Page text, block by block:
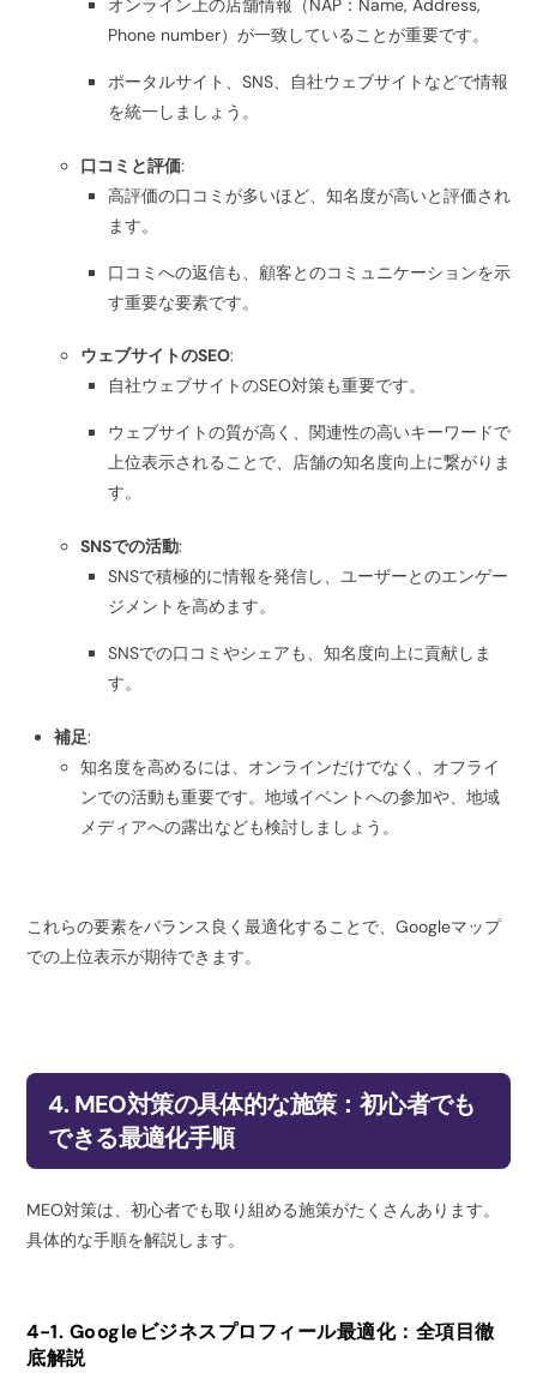
オンライン上の店舗情報（NAP：Name, Address,
Phone number）が一致していることが重要です。
ポータルサイト、SNS、自社ウェブサイトなどで情報
を統一しましょう。
口コミと評価:
高評価の口コミが多いほど、知名度が高いと評価され
ます。
口コミへの返信も、顧客とのコミュニケーションを示
す重要な要素です。
ウェブサイトのSEO:
自社ウェブサイトのSEO対策も重要です。
ウェブサイトの質が高く、関連性の高いキーワードで
上位表示されることで、店舗の知名度向上に繋がりま
す。
SNSでの活動:
SNSで積極的に情報を発信し、ユーザーとのエンゲー
ジメントを高めます。
SNSでの口コミやシェアも、知名度向上に貢献しま
す。
補足:
知名度を高めるには、オンラインだけでなく、オフライ
ンでの活動も重要です。地域イベントへの参加や、地域
メディアへの露出なども検討しましょう。
これらの要素をバランス良く最適化することで、Googleマップ
での上位表示が期待できます。
4. MEO対策の具体的な施策：初心者でも
できる最適化手順
MEO対策は、初心者でも取り組める施策がたくさんあります。
具体的な手順を解説します。
4-1. Googleビジネスプロフィール最適化：全項目徹
底解説